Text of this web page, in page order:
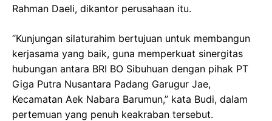
Rahman Daeli, dikantor perusahaan itu.
“Kunjungan silaturahim bertujuan untuk membangun
kerjasama yang baik, guna memperkuat sinergitas
hubungan antara BRI BO Sibuhuan dengan pihak PT
Giga Putra Nusantara Padang Garugur Jae,
Kecamatan Aek Nabara Barumun,” kata Budi, dalam
pertemuan yang penuh keakraban tersebut.